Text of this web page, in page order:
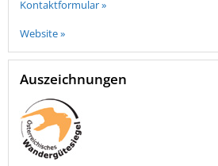
Kontaktformular »
Website »
Auszeichnungen